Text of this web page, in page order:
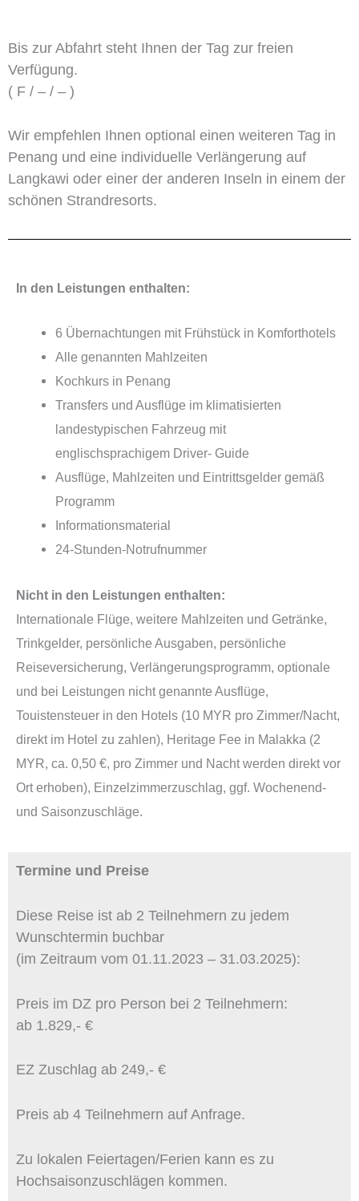
Bis zur Abfahrt steht Ihnen der Tag zur freien
Verfügung.
( F / – / – )
Wir empfehlen Ihnen optional einen weiteren Tag in
Penang und eine individuelle Verlängerung auf
Langkawi oder einer der anderen Inseln in einem der
schönen Strandresorts.
In den Leistungen enthalten:
6 Übernachtungen mit Frühstück in Komforthotels
Alle genannten Mahlzeiten
Kochkurs in Penang
Transfers und Ausflüge im klimatisierten
landestypischen Fahrzeug mit
englischsprachigem Driver- Guide
Ausflüge, Mahlzeiten und Eintrittsgelder gemäß
Programm
Informationsmaterial
24-Stunden-Notrufnummer
Nicht in den Leistungen enthalten:
Internationale Flüge, weitere Mahlzeiten und Getränke,
Trinkgelder, persönliche Ausgaben, persönliche
Reiseversicherung, Verlängerungsprogramm, optionale
und bei Leistungen nicht genannte Ausflüge,
Touistensteuer in den Hotels (10 MYR pro Zimmer/Nacht,
direkt im Hotel zu zahlen), Heritage Fee in Malakka (2
MYR, ca. 0,50 €, pro Zimmer und Nacht werden direkt vor
Ort erhoben), Einzelzimmerzuschlag, ggf. Wochenend-
und Saisonzuschläge.
Termine und Preise
Diese Reise ist ab 2 Teilnehmern zu jedem
Wunschtermin buchbar
(im Zeitraum vom 01.11.2023 – 31.03.2025):
Preis im DZ pro Person bei 2 Teilnehmern:
ab 1.829,- €
EZ Zuschlag ab 249,- €
Preis ab 4 Teilnehmern auf Anfrage.
Zu lokalen Feiertagen/Ferien kann es zu
Hochsaisonzuschlägen kommen.